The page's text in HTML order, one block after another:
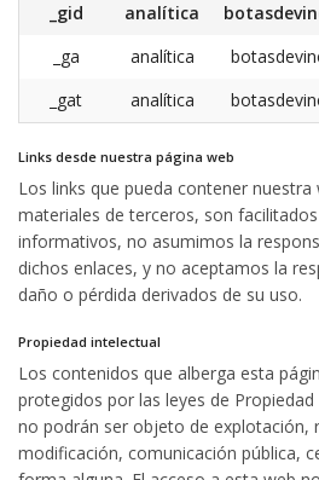
_gid
analítica
_ga
analítica
_gat
analítica
Links desde nuestra página web
Los links que pueda contener nuestra
materiales de terceros, son
informativos, no asumimos la
dichos enlaces, y no aceptamos la
daño o pérdida derivados de su uso.
Propiedad intelectual
Los contenidos que alberga esta
protegidos por las leyes de
no podrán ser objeto de explotación,
modificación, comunicación pública,